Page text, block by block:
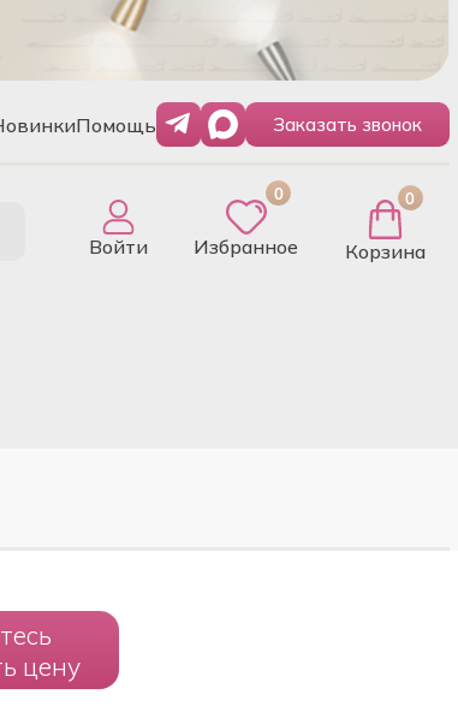
Помощь Заказать звонок
Войти
0
Избранное
0
Корзина
цену